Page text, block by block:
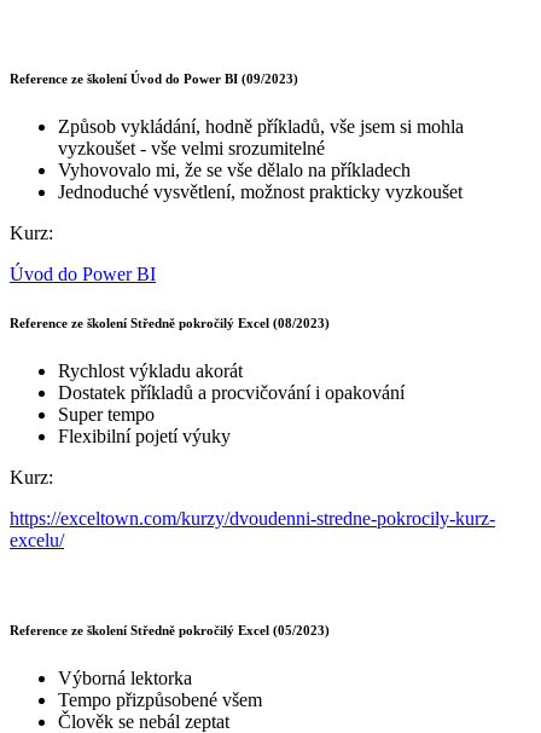
Reference ze školení Úvod do Power BI (09/2023)
Způsob vykládání, hodně příkladů, vše jsem si mohla
vyzkoušet - vše velmi srozumitelné
Vyhovovalo mi, že se vše dělalo na příkladech
Jednoduché vysvětlení, možnost prakticky vyzkoušet
Kurz:
Úvod do Power BI
Reference ze školení Středně pokročilý Excel (08/2023)
Rychlost výkladu akorát
Dostatek příkladů a procvičování i opakování
Super tempo
Flexibilní pojetí výuky
Kurz:
https://exceltown.com/kurzy/dvoudenni-stredne-pokrocily-kurz-
excelu/
Reference ze školení Středně pokročilý Excel (05/2023)
Výborná lektorka
Tempo přizpůsobené všem
Člověk se nebál zeptat